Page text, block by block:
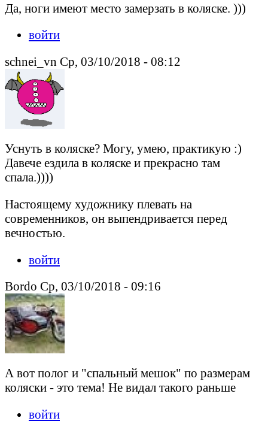
Да, ноги имеют место замерзать в коляске. )))
войти
schnei_vn Ср, 03/10/2018 - 08:12
Уснуть в коляске? Могу, умею, практикую :)
Давече ездила в коляске и прекрасно там
спала.))))
Настоящему художнику плевать на
современников, он выпендривается перед
вечностью.
войти
Bordo Ср, 03/10/2018 - 09:16
А вот полог и "спальный мешок" по размерам
коляски - это тема! Не видал такого раньше
войти